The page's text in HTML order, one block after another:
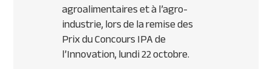
agroalimentaires et à l’agro-
industrie, lors de la remise des
Prix du ConcoursIPAde
l’Innovation, lundi 22 octobre.